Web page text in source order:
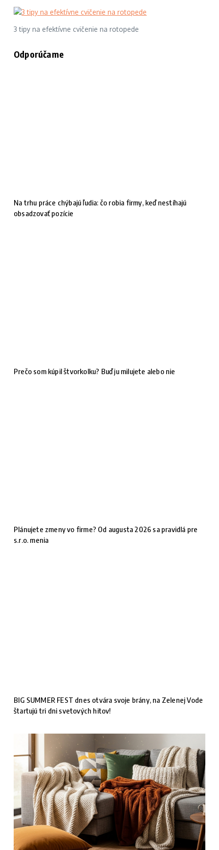
3 tipy na efektívne cvičenie na rotopede
Odporúčame
Na trhu práce chýbajú ľudia: čo robia firmy, keď nestíhajú
obsadzovať pozície
Prečo som kúpil štvorkolku? Buď ju milujete alebo nie
Plánujete zmeny vo firme? Od augusta 2026 sa pravidlá pre
s.r.o. menia
BIG SUMMER FEST dnes otvára svoje brány, na Zelenej Vode
štartujú tri dni svetových hitov!